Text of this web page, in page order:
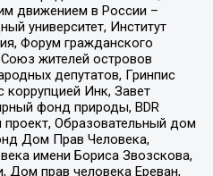
движением в России –
университет, Институт
Форум гражданского
жителей островов
депутатов, Гринпис
Инк, Завет
фонд природы, BDR
проект, Образовательный дом
Дом Прав Человека,
имени Бориса Звозскова,
Дом прав человека Ереван,